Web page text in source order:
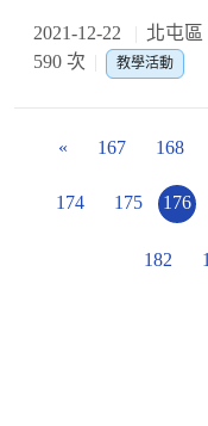
2021-12-22 北屯
590 次
教學活動
« 167 168
174 175 176
182